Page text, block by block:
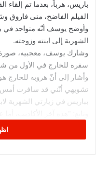
باريس، هرباً، بعدما تم
الفيلم الفاضح، منى فاروق
وأوضح يوسف أنّه متواجد في
الشهرية إلى ابنته وزوجته.
وشارك يوسف، معجبيه، صورة
سفره للخارج في الأول من
وأشار إلى أنّ هروبه للخارج
تشويهي أنّني قد سافرت أمس
بباريس في زيارتي الشهرية
علي الرأي العام، والذي هو